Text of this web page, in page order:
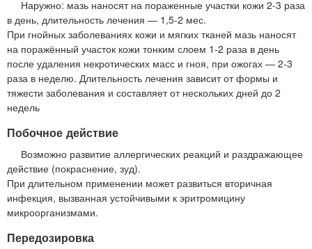
Наружно: мазь наносят на пораженные участки кожи 2-3 раза
в день, длительность лечения — 1,5-2 мес.
При гнойных заболеваниях кожи и мягких тканей мазь наносят
на поражённый участок кожи тонким слоем 1-2 раза в день
после удаления некротических масс и гноя, при ожогах — 2-3
раза в неделю. Длительность лечения зависит от формы и
тяжести заболевания и составляет от нескольких дней до 2
недель
Побочное действие
Возможно развитие аллергических реакций и раздражающее
действие (покраснение, зуд).
При длительном применении может развиться вторичная
инфекция, вызванная устойчивыми к эритромицину
микроорганизмами.
Передозировка